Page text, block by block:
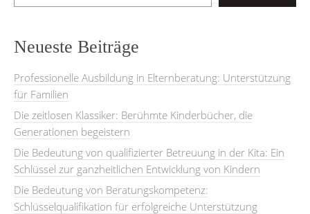
Neueste Beiträge
Professionelle Ausbildung in Elternberatung: Unterstützung
für Familien
Die zeitlosen Klassiker: Berühmte Kinderbücher, die
Generationen begeistern
Die Bedeutung von qualifizierter Betreuung in der Kita: Ein
Schlüssel zur ganzheitlichen Entwicklung von Kindern
Die Bedeutung von Beratungskompetenz:
Schlüsselqualifikation für erfolgreiche Unterstützung